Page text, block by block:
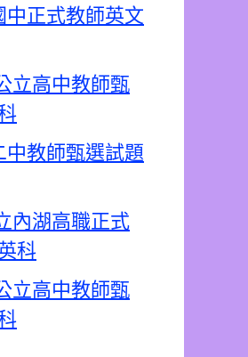
中正式教師英文
立高中教師甄
中教師甄選試題
內湖高職正式
科
立高中教師甄